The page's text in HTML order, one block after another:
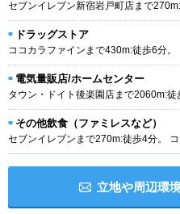
セブンイレブン新宿岩戸町店まで
ドラッグストア
ココカラファインまで430m:徒歩6分。
電気量販店/ホームセンター
タウン・ドイト後楽園店まで2060m:
その他飲食（ファミレスなど）
セブンイレブンまで270m:徒歩4分。 コ
立地や周辺環